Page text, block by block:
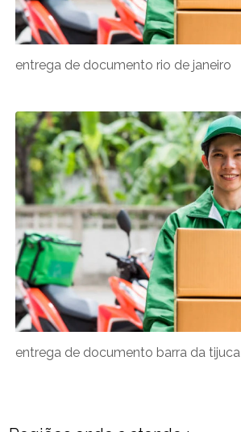
entrega de documento rio de janeiro
entrega de documento barra da tijuca